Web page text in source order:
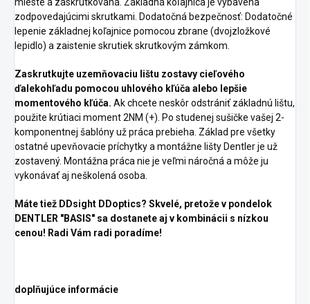
mieste a zaskrutkovaná. Základná koľajnica je vybavená
zodpovedajúcimi skrutkami. Dodatočná bezpečnosť: Dodatočné
lepenie základnej koľajnice pomocou zbrane (dvojzložkové
lepidlo) a zaistenie skrutiek skrutkovým zámkom.
Zaskrutkujte uzemňovaciu lištu zostavy cieľového
ďalekohľadu pomocou uhlového kľúča alebo lepšie
momentového kľúča. Ak chcete neskôr odstrániť základnú lištu,
použite krútiaci moment 2NM (+). Po studenej sušičke vašej 2-
komponentnej šablóny už práca prebieha. Základ pre všetky
ostatné upevňovacie príchytky a montážne lišty Dentler je už
zostavený. Montážna práca nie je veľmi náročná a môže ju
vykonávať aj neškolená osoba.
Máte tiež DDsight DDoptics? Skvelé, pretože v pondelok
DENTLER "BASIS" sa dostanete aj v kombinácii s nízkou
cenou! Radi Vám radi poradíme!
doplňujúce informácie